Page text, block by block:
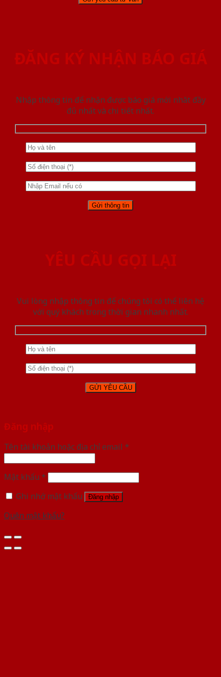
ĐĂNG KÝ NHẬN BÁO GIÁ
Nhập thông tin để nhận được báo giá mới nhât đầy
đủ nhất và chi tiết nhất.
YÊU CẦU GỌI LẠI
Vui lòng nhập thông tin để chúng tôi có thể liên hệ
với quý khách trong thời gian nhanh nhất.
Đăng nhập
Tên tài khoản hoặc địa chỉ email *
Mật khẩu *
Ghi nhớ mật khẩu
Đăng nhập
Quên mật khẩu?